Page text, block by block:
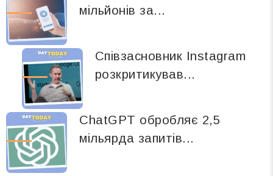
мільйонів за...
Співзасновник Instagram
розкритикував...
ChatGPT обробляє 2,5
мільярда запитів...